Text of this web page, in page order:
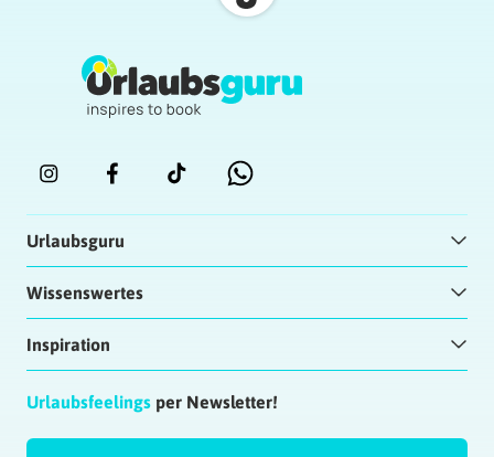
Urlaubsguru
Wissenswertes
Inspiration
Urlaubsfeelings per Newsletter!